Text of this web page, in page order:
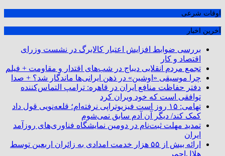
اوقات شرعی
آخرین اخبار
بررسی ضوابط افزایش اعتبار کالابرگ در نشست وزرای
اقتصاد و کار
تجمع مردم انقلابی دیباج در شب‌های اقتدار و مقاومت + فیلم
چرا موسیقی «اوشین» در ذهن ایرانی‌ها ماندگار شد؟ + صدا
دفتر حفاظت منافع ایران در قاهره: ترامپ التماس‌کننده
توافقی است که خود ویران کرد
تهامی: ۱۵ روز است فیزیوتراپی نرفته‌ام؛ قلعه‌نویی قول داد
کمک کند/ دیگر آن آدم سابق نمی‌شوم
تمدید مهلت ثبت‌نام در دومین نمایشگاه فناوری‌های روزآمد
ایران
ارائه بیش از ۵۵ هزار خدمت امدادی به زائران اربعین توسط
هلال‌احمر